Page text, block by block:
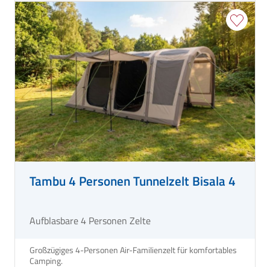
Tambu 4 Personen Tunnelzelt Bisala 4
Aufblasbare 4 Personen Zelte
Großzügiges 4-Personen Air-Familienzelt für komfortables